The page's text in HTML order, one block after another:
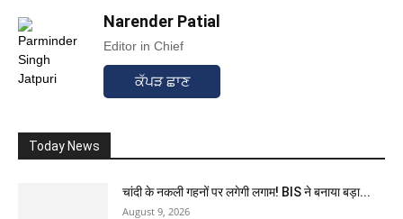
Narender Patial
Editor in Chief
ਕੱਪੜ ਛਾਣ
Today News
चांदी के नकली गहनों पर लगेगी लगाम! BIS ने बनाया बड़ा...
August 9, 2026